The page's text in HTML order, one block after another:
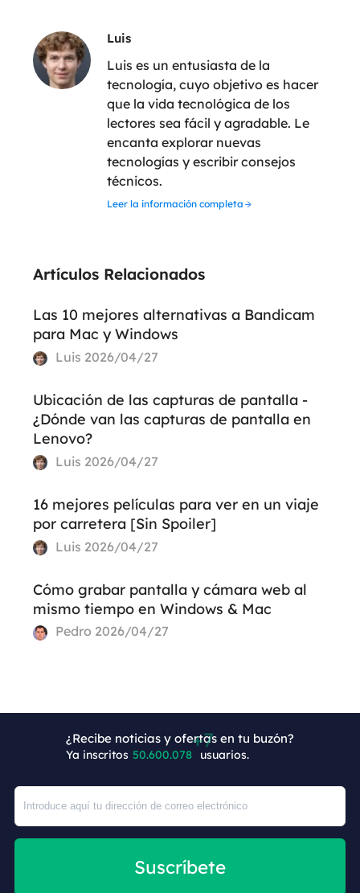
Luis
Luis es un entusiasta de la
tecnología, cuyo objetivo es hacer
que la vida tecnológica de los
lectores sea fácil y agradable. Le
encanta explorar nuevas
tecnologías y escribir consejos
técnicos.
Leer la información completa
Artículos Relacionados
Las 10 mejores alternativas a Bandicam
para Mac y Windows
Luis 2026/04/27
Ubicación de las capturas de pantalla -
¿Dónde van las capturas de pantalla en
Lenovo?
Luis 2026/04/27
16 mejores películas para ver en un viaje
por carretera [Sin Spoiler]
Luis 2026/04/27
Cómo grabar pantalla y cámara web al
mismo tiempo en Windows & Mac
Pedro 2026/04/27
¿Recibe noticias y ofertas en tu buzón?
Ya inscritos 50.600.085 usuarios.
Suscríbete
+7